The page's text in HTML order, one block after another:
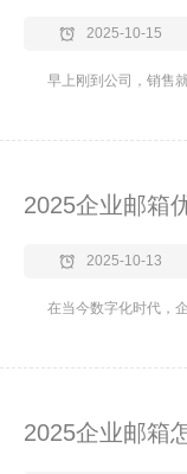
2025-10-15
早上刚到公司，销售
2025企业邮箱
2025-10-13
在当今数字化时代，
2025企业邮箱